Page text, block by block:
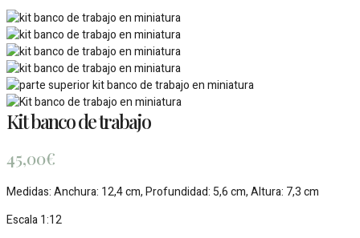
Kit banco de trabajo
45,00€
Medidas: Anchura: 12,4 cm, Profundidad: 5,6 cm, Altura: 7,3 cm
Escala 1:12